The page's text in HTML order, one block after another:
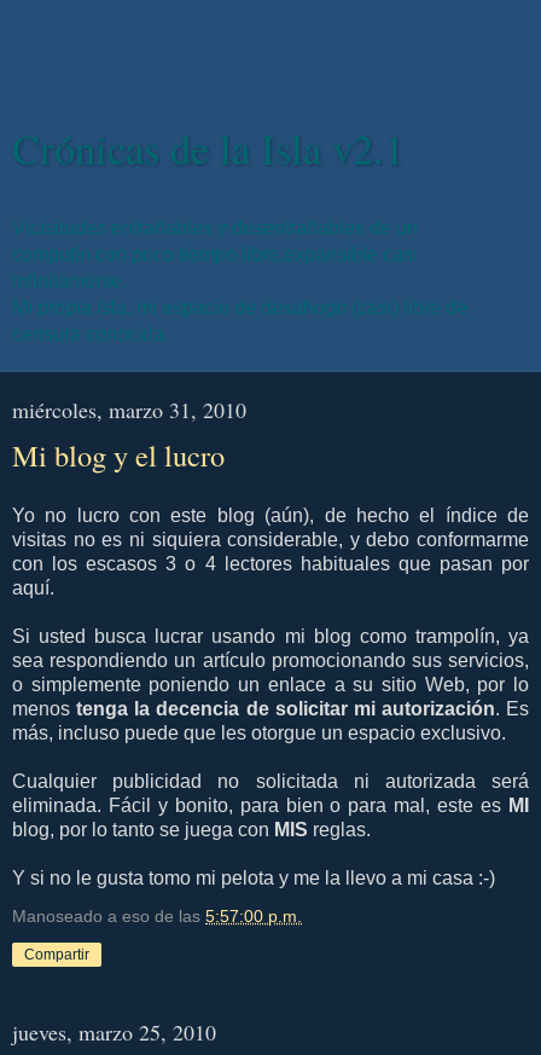
Crónicas de la Isla v2.1
Vicisitudes entrañables y desentrañables de un
computín con poco tiempo libre,expansible casi
infinitamente.
Mi propia Isla, mi espacio de desahogo (casi) libre de
censura conocida.
miércoles, marzo 31, 2010
Mi blog y el lucro
Yo no lucro con este blog (aún), de hecho el índice de
visitas no es ni siquiera considerable, y debo conformarme
con los escasos 3 o 4 lectores habituales que pasan por
aquí.
Si usted busca lucrar usando mi blog como trampolín, ya
sea respondiendo un artículo promocionando sus servicios,
o simplemente poniendo un enlace a su sitio Web, por lo
menostenga la decencia de solicitar mi autorización. Es
más, incluso puede que les otorgue un espacio exclusivo.
Cualquier publicidad no solicitada ni autorizada será
eliminada. Fácil y bonito, para bien o para mal, este es MI
blog, por lo tanto se juega con MIS reglas.
Y si no le gusta tomo mi pelota y me la llevo a mi casa :-)
Manoseado a eso de las 5:57:00 p.m.
Compartir
jueves, marzo 25, 2010